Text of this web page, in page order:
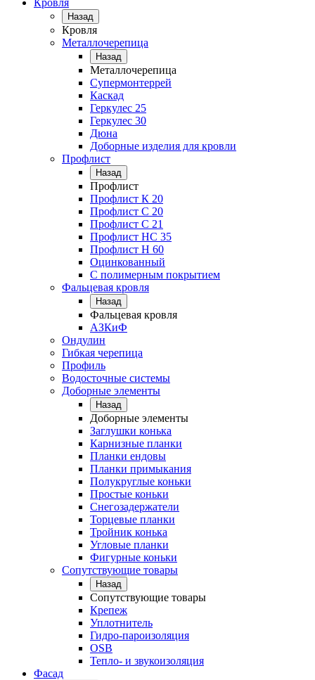
Кровля
Назад
Кровля
Металлочерепица
Назад
Металлочерепица
Супермонтеррей
Каскад
Геркулес 25
Геркулес 30
Дюна
Доборные изделия для кровли
Профлист
Назад
Профлист
Профлист К 20
Профлист С 20
Профлист C 21
Профлист НС 35
Профлист Н 60
Оцинкованный
С полимерным покрытием
Фальцевая кровля
Назад
Фальцевая кровля
АЗКиФ
Ондулин
Гибкая черепица
Профиль
Водосточные системы
Доборные элементы
Назад
Доборные элементы
Заглушки конька
Карнизные планки
Планки ендовы
Планки примыкания
Полукруглые коньки
Простые коньки
Снегозадержатели
Торцевые планки
Тройник конька
Угловые планки
Фигурные коньки
Сопутствующие товары
Назад
Сопутствующие товары
Крепеж
Уплотнитель
Гидро-пароизоляция
OSB
Тепло- и звукоизоляция
Фасад